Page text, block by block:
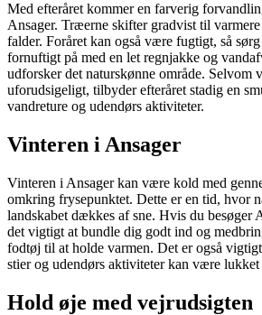
Med efteråret kommer en farverig
Ansager. Træerne skifter gradvist til
falder. Foråret kan også være fugtigt, så
fornuftigt på med en let regnjakke og
udforsker det naturskønne område. Selvom
uforudsigeligt, tilbyder efteråret stadig en
vandreture og udendørs aktiviteter.
Vinteren i Ansager
Vinteren i Ansager kan være kold med
omkring frysepunktet. Dette er en tid, hvor
landskabet dækkes af sne. Hvis du besøger
det vigtigt at bundle dig godt ind og
fodtøj til at holde varmen. Det er også
stier og udendørs aktiviteter kan være
Hold øje med vejrudsigten